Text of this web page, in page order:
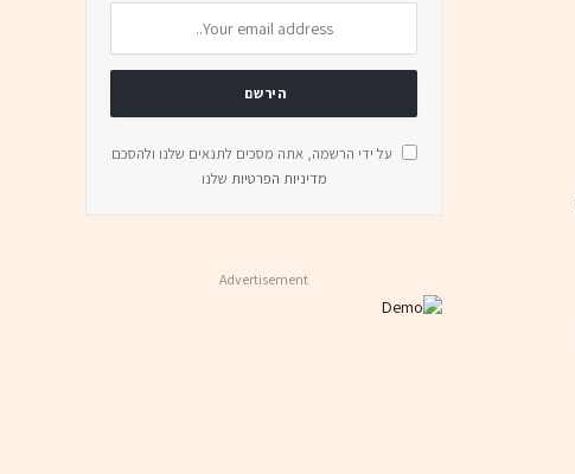
על ידי הרשמה, אתה מסכים לתנאים שלנו ולהסכם
מדיניות הפרטיות שלנו
Advertisement